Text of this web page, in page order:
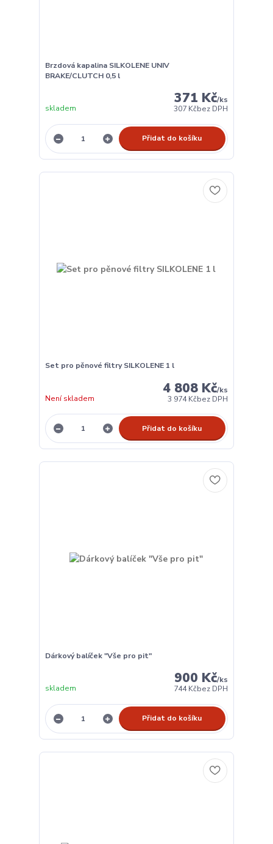
Brzdová kapalina SILKOLENE UNIV
BRAKE/CLUTCH 0,5 l
371 Kč/ks
307 Kčbez DPH
skladem
Přidat do košíku
Set pro pěnové filtry SILKOLENE 1 l
4 808 Kč/ks
3 974 Kčbez DPH
Není skladem
Přidat do košíku
Dárkový balíček "Vše pro pit"
900 Kč/ks
744 Kčbez DPH
skladem
Přidat do košíku